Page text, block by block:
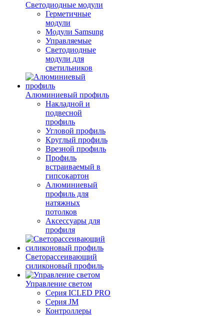
Светодиодные модули
Герметичные
модули
Модули Samsung
Управляемые
Светодиодные
модули для
светильников
Алюминиевый профиль
Накладной и
подвесной
профиль
Угловой профиль
Круглый профиль
Врезной профиль
Профиль
встраиваемый в
гипсокартон
Алюминиевый
профиль для
натяжных
потолков
Аксессуары для
профиля
Светорассеивающий
силиконовый профиль
Управление светом
Серия ICLED PRO
Серия JM
Контроллеры